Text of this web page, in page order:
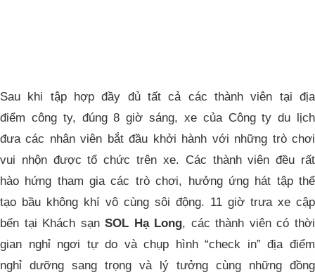
Sau khi tập hợp đầy đủ tất cả các thành viên tại địa
điểm công ty, đúng 8 giờ sáng, xe của Công ty du lịch
đưa các nhân viên bắt đầu khởi hành với những trò chơi
vui nhộn được tổ chức trên xe. Các thành viên đều rất
hào hứng tham gia các trò chơi, hưởng ứng hát tập thể
tạo bầu không khí vô cùng sôi động. 11 giờ trưa xe cập
bến tại Khách sạnSOL Hạ Long, các thành viên có thời
gian nghỉ ngơi tự do và chụp hình “check in” địa điểm
nghỉ dưỡng sang trọng và lý tưởng cùng những đồng